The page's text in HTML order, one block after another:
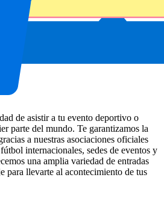
Texas .USA
de asistir a tu evento deportivo o
parte del mundo. Te garantizamos la
a nuestras asociaciones oficiales
internacionales, sedes de eventos y
una amplia variedad de entradas
para llevarte al acontecimiento de tus